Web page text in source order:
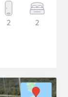
2 2